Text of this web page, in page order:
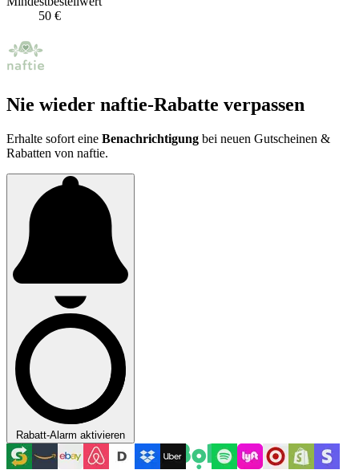
50 €
Nie wieder naftie-Rabatte verpassen
Erhalte sofort eine Benachrichtigung bei neuen Gutscheinen &
Rabatten von naftie.
Rabatt-Alarm aktivieren